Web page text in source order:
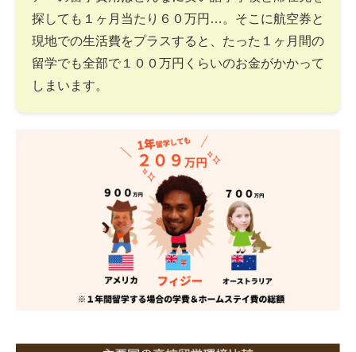
探しても１ヶ月当たり６０万円…。そこに航空券と
現地での生活費をプラスすると、たった１ヶ月間の
留学でも全部で１００万円くらいのお金がかかって
しまいます。